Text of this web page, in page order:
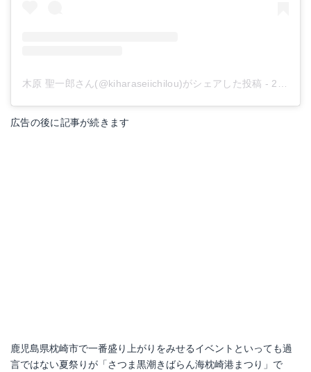
木原 聖一郎さん(@kiharaseiichilou)がシェアした投稿 - 2016年 8月月6日午後5時39分PDT
広告の後に記事が続きます
鹿児島県枕崎市で一番盛り上がりをみせるイベントといっても過
言ではない夏祭りが「さつま黒潮きばらん海枕崎港まつり」で